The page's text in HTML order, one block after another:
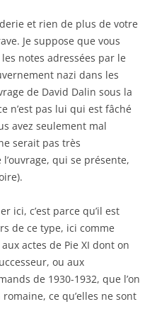
et rien de plus de votre
Je suppose que vous
notes adressées par le
nazi dans les
de David Dalin sous la
n’est pas lui qui est fâché
avez seulement mal
serait pas très
qui se présente,
ici, c’est parce qu’il est
de ce type, ici comme
actes de Pie XI dont on
ou aux
de 1930-1932, que l’on
ce qu’elles ne sont